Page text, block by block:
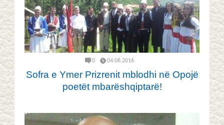
0 04.06.2016
Sofra e Ymer Prizrenit mblodhi në Opojë
poetët mbarëshqiptarë!